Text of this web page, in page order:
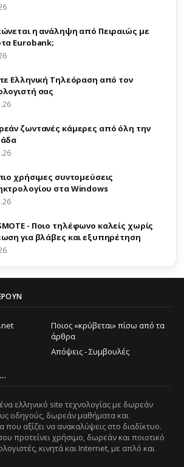
η ανάληψη από Πειραιώς με
Eurobank;
Ελληνική Τηλεόραση από τον
σας
ζωντανές κάμερες από όλη την
χρήσιμες συντομεύσεις
στα Windows
- Ποιο τηλέφωνο καλείς χωρίς
για βλάβες και εξυπηρέτηση
Ποιος «κρύβεται» πίσω από τα
άρθρα
Απόψεις - Συμβουλές
ελληνικό site τεχνολογίας με δωρεάν
οδηγούς, δωρεάν μαθήματα και
που αξίζει να ανακαλύψεις στο διαδίκτυο.
προτείνει χρήσιμο, δωρεάν και ποιοτικό
κινητά και Internet, με απλό και